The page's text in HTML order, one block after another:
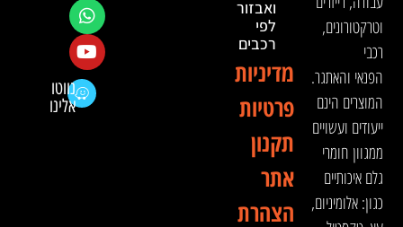
וטרקטורונים,
רכבי
הפנאי והאתגר.
המוצרים הינם
ייעודים ועשויים
ממגוון חומרי
גלם איכותיים
כגון: אלומיניום,
ואבזור
לפי
רכבים
מדיניות
פרטיות
תקנון
אתר
הצהרת
נווטו
אלינו